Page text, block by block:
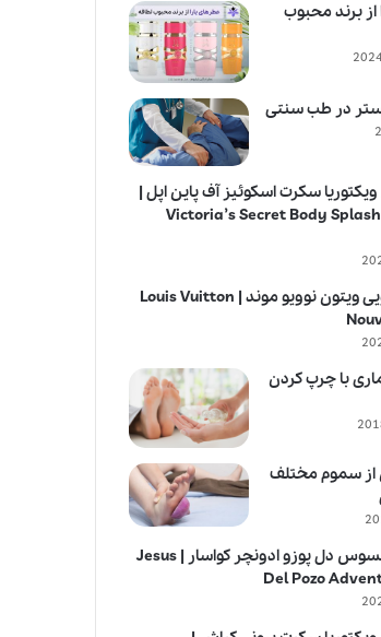
از برند محبوب
در طب سنتی
سکرت اسکوئیز آف پاین اپل |
Victoria’s Secret Body
عطر ادکلن لویی ویتون نوویو موند | Louis Vuitton
۲۷ بیماری با چرپ کردن
از سموم مختلف
عطر ادکلن جسوس دل پوزو ادونچر کواسار | Jesus
Del Pozo